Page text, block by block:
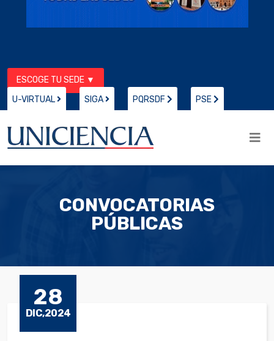
ESCOGE TU SEDE ▼
U-VIRTUAL
SIGA PQRSDF PSE
CONVOCATORIAS
PÚBLICAS
28
DIC,2024